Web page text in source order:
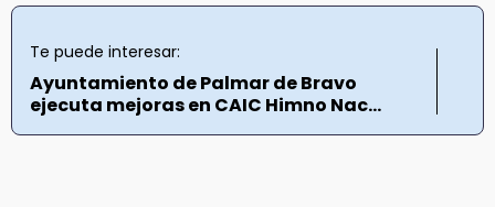
Te puede interesar:
Ayuntamiento de Palmar de Bravo
ejecuta mejoras en CAIC Himno Nac...